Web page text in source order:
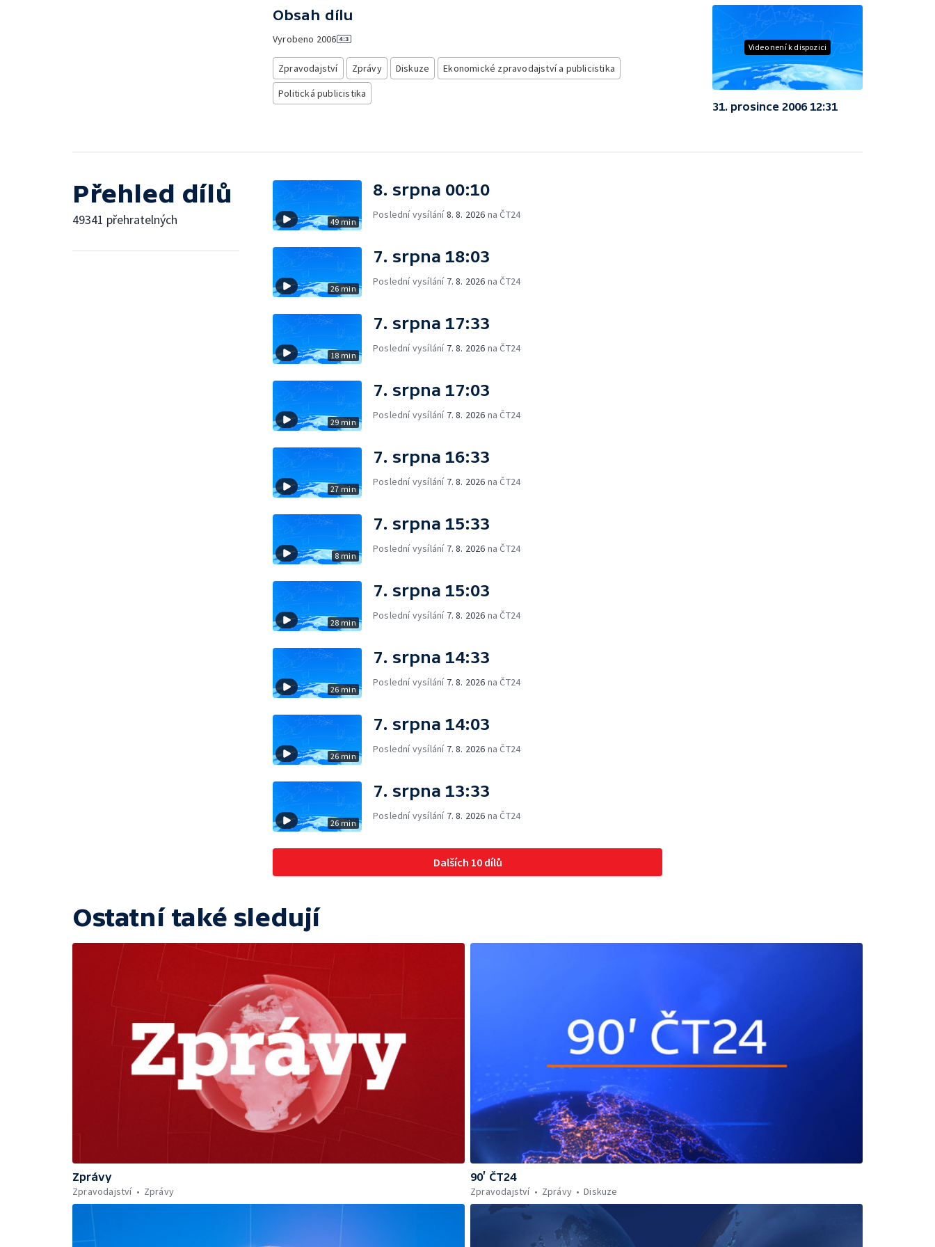
Obsah dílu
Vyrobeno 2006
Zpravodajství Zprávy Diskuze
Ekonomické zpravodajství a publicistika
Politická publicistika
Video není k dispozici
31. prosince 2006 12:31
Přehled dílů
49341 přehratelných 49 min
8. srpna 00:10
Poslední vysílání8. 8. 2026 na ČT24
26 min
7. srpna 18:03
Poslední vysílání 7. 8. 2026 na ČT24
18 min
7. srpna 17:33
Poslední vysílání 7. 8. 2026 na ČT24
29 min
7. srpna 17:03
Poslední vysílání 7. 8. 2026 na ČT24
27 min
7. srpna 16:33
Poslední vysílání 7. 8. 2026 na ČT24
8 min
7. srpna 15:33
Poslední vysílání 7. 8. 2026 na ČT24
28 min
7. srpna 15:03
Poslední vysílání 7. 8. 2026 na ČT24
26 min
7. srpna 14:33
Poslední vysílání 7. 8. 2026 na ČT24
26 min
7. srpna 14:03
Poslední vysílání 7. 8. 2026 na ČT24
26 min
7. srpna 13:33
Poslední vysílání 7. 8. 2026 na ČT24
Dalších 10 dílů
Ostatní také sledují
Zprávy
Zpravodajství
Zprávy
90’ ČT24
Zpravodajství
Zprávy Diskuze